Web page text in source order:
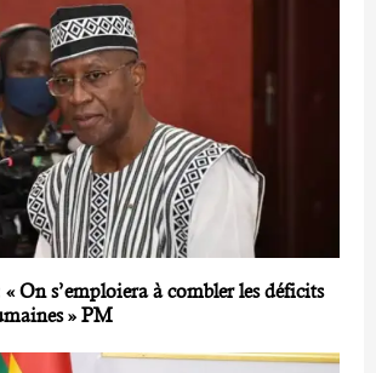
On s’emploiera à combler les déficits
» PM